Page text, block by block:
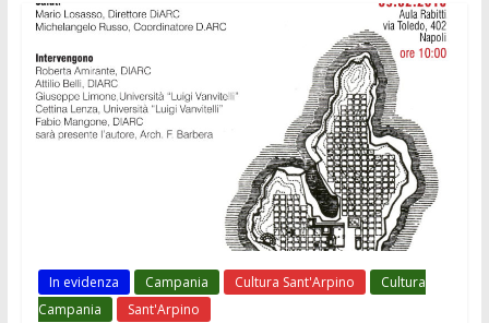
In evidenza Campania Cultura Sant'Arpino
Cultura
Campania
Sant'Arpino